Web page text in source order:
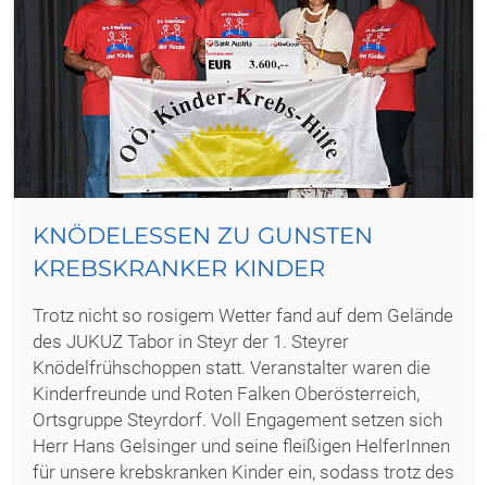
KNÖDELESSEN ZU GUNSTEN
KREBSKRANKER KINDER
Trotz nicht so rosigem Wetter fand auf dem Gelände
des JUKUZ Tabor in Steyr der 1. Steyrer
Knödelfrühschoppen statt. Veranstalter waren die
Kinderfreunde und Roten Falken Oberösterreich,
Ortsgruppe Steyrdorf. Voll Engagement setzen sich
Herr Hans Gelsinger und seine fleißigen HelferInnen
für unsere krebskranken Kinder ein, sodass trotz des